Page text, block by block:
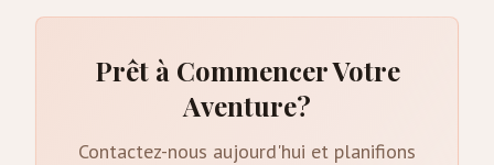
Prêt à Commencer Votre
Aventure?
Contactez-nous aujourd'hui et planifions